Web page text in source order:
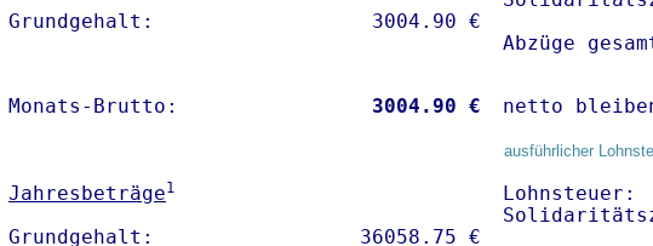
Abzüge
Monats-Brutto: 3004.90 € netto
ausführlicher
Jahresbeträge1